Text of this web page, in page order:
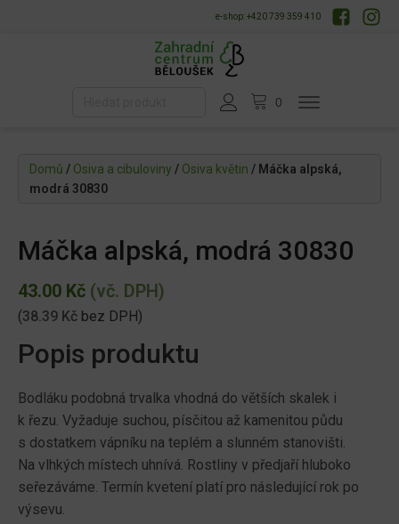
e-shop: +420 739 359 410
Domů / Osiva a cibuloviny / Osiva květin / Máčka alpská,
modrá 30830
Máčka alpská, modrá 30830
43.00 Kč (vč. DPH)
(38.39 Kč bez DPH)
Popis produktu
Bodláku podobná trvalka vhodná do větších skalek i
k řezu. Vyžaduje suchou, písčitou až kamenitou půdu
s dostatkem vápníku na teplém a slunném stanovišti.
Na vlhkých místech uhnívá. Rostliny v předjaří hluboko
seřezáváme. Termín kvetení platí pro následující rok po
výsevu.